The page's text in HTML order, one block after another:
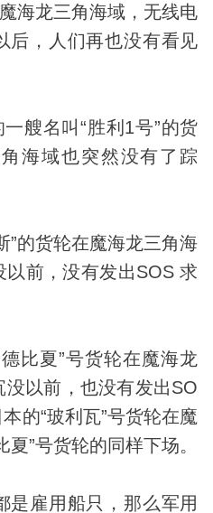
海龙三角海域，无线电
后，人们再也没有看见
艘名叫“胜利1号”的货
海域也突然没有了踪
”的货轮在魔海龙三角海
前，没有发出SOS 求
比夏”号货轮在魔海龙
以前，也没有发出SO
的“玻利瓦”号货轮在魔
”号货轮的同样下场。
是雇用船只，那么军用